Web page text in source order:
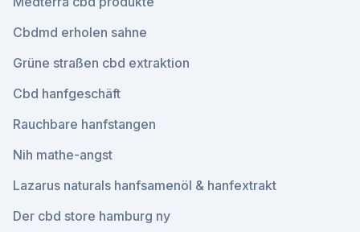
Cbdmd erholen sahne
Grüne straßen cbd extraktion
Cbd hanfgeschäft
Rauchbare hanfstangen
Nih mathe-angst
Lazarus naturals hanfsamenöl & hanfextrakt
Der cbd store hamburg ny